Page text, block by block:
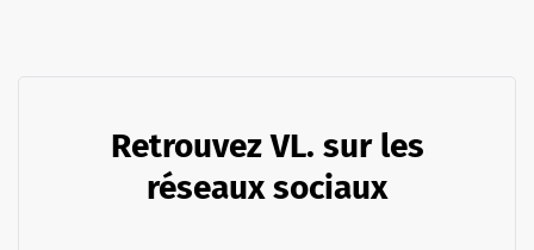
Retrouvez VL. sur les
réseaux sociaux